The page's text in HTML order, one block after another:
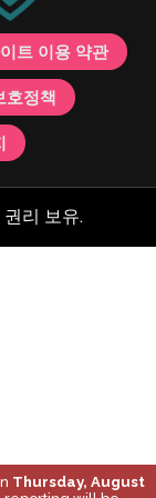
트 이용 약관
호정책
리 보유.
Thursday, August